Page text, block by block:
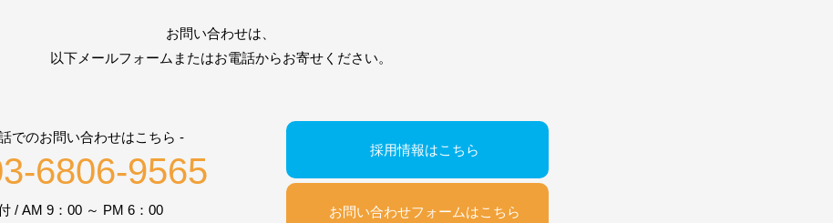
お問い合わせは、
以下メールフォームまたはお電話からお寄せください。
でのお問い合わせはこちら -
6806-9565
/ AM 9：00 ～ PM 6：00
採用情報はこちら
お問い合わせフォームはこちら